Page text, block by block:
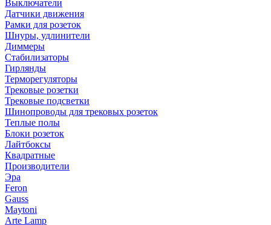
Выключатели
Датчики движения
Рамки для розеток
Шнуры, удлинители
Диммеры
Стабилизаторы
Гирлянды
Терморегуляторы
Трековые розетки
Трековые подсветки
Шинопроводы для трековых розеток
Теплые полы
Блоки розеток
Лайтбоксы
Квадратные
Производители
Эра
Feron
Gauss
Maytoni
Arte Lamp